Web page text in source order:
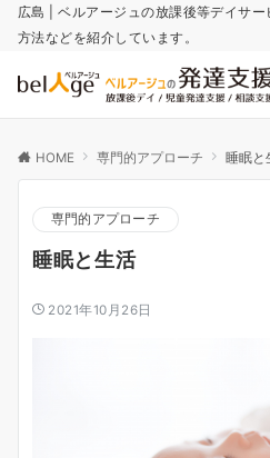
広島 | ベルアージュの放課後等デイサ
方法などを紹介しています。
HOME 専門的アプローチ 睡眠と
専門的アプローチ
睡眠と生活
2021年10月26日